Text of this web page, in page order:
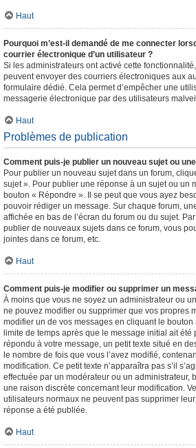
Haut
Pourquoi m’est-il demandé de me connecter
courrier électronique d’un utilisateur ?
Si les administrateurs ont activé cette
peuvent envoyer des courriers électroniques aux
formulaire dédié. Cela permet d’empêcher une
messagerie électronique par des utilisateurs
Haut
Problèmes de publication
Comment puis-je publier un nouveau sujet ou
Pour publier un nouveau sujet dans un forum,
sujet ». Pour publier une réponse à un sujet ou un
bouton « Répondre ». Il se peut que vous ayez
pouvoir rédiger un message. Sur chaque forum,
affichée en bas de l’écran du forum ou du sujet.
publier de nouveaux sujets dans ce forum, vous
jointes dans ce forum, etc.
Haut
Comment puis-je modifier ou supprimer un
À moins que vous ne soyez un administrateur ou
ne pouvez modifier ou supprimer que vos propres
modifier un de vos messages en cliquant le
limite de temps après que le message initial ait été
répondu à votre message, un petit texte situé en
le nombre de fois que vous l’avez modifié,
modification. Ce petit texte n’apparaîtra pas s’il
effectuée par un modérateur ou un administrateur,
une raison discrète concernant leur modification.
utilisateurs normaux ne peuvent pas supprimer
réponse a été publiée.
Haut